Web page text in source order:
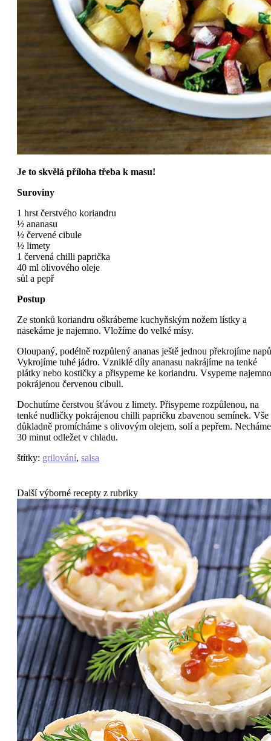
Je to skvělá příloha třeba k masu!
Suroviny
1 hrst čerstvého koriandru
½ ananasu
½ červené cibule
½ limety
1 červená chilli paprička
40 ml olivového oleje
sůl a pepř
Postup
Ze stonků koriandru oškrábeme kuchyňským nožem lístky a
nasekáme je najemno. Vložíme do velké mísy.
Oloupaný, podélně rozpůlený ananas ještě jednou překrojíme
Vykrojíme tuhé jádro. Vzniklé díly ananasu nakrájíme na tenké
plátky nebo kostičky a přisypeme ke koriandru. Vsypeme najemno
pokrájenou červenou cibuli.
Dochutíme čerstvou šťávou z limety. Přisypeme rozpůlenou, na
tenké nudličky pokrájenou chilli papričku zbavenou semínek. Vše
důkladně promícháme s olivovým olejem, solí a pepřem. Necháme
30 minut odležet v chladu.
štítky: grilování, salsa
Další výborné recepty z rubriky